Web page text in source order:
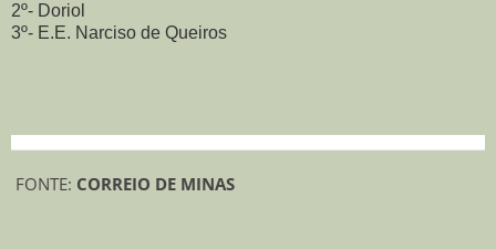
2º- Doriol
3º- E.E. Narciso de Queiros
FONTE: CORREIO DE MINAS